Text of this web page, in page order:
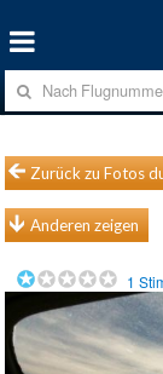
Zurück zu Fotos
Anderen zeigen
1